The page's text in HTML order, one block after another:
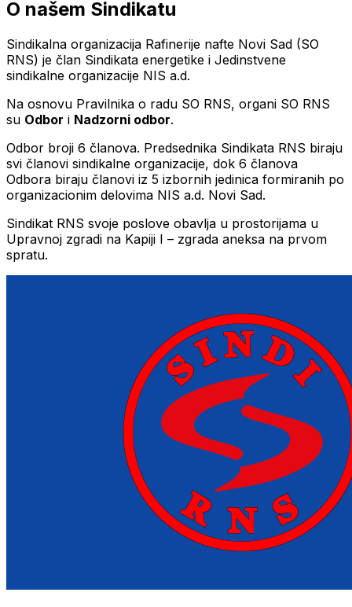
O našem Sindikatu
Sindikalna organizacija Rafinerije nafte Novi Sad (SO
RNS) je član Sindikata energetike i Jedinstvene
sindikalne organizacije NIS a.d.
Na osnovu Pravilnika o radu SO RNS, organi SO RNS
su Odbor i Nadzorni odbor.
Odbor broji 6 članova. Predsednika Sindikata RNS biraju
svi članovi sindikalne organizacije, dok 6 članova
Odbora biraju članovi iz 5 izbornih jedinica formiranih po
organizacionim delovima NIS a.d. Novi Sad.
Sindikat RNS svoje poslove obavlja u prostorijama u
Upravnoj zgradi na Kapiji I – zgrada aneksa na prvom
spratu.